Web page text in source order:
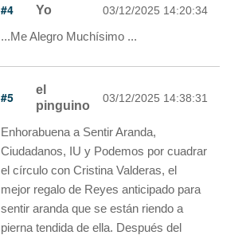
#4 Yo 03/12/2025 14:20:34
...Me Alegro Muchísimo ...
#5
el
pinguino
03/12/2025 14:38:31
Enhorabuena a Sentir Aranda,
Ciudadanos, IU y Podemos por cuadrar
el círculo con Cristina Valderas, el
mejor regalo de Reyes anticipado para
sentir aranda que se están riendo a
pierna tendida de ella. Después del